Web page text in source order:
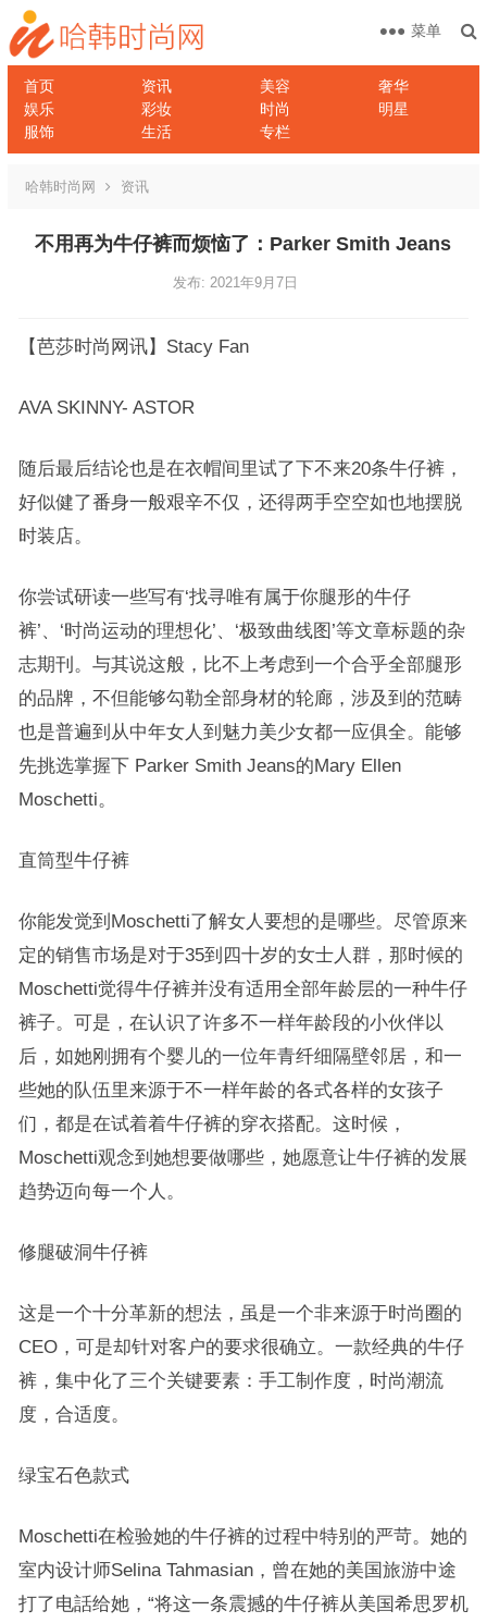
首页 资讯 美容
奢华
娱乐
彩妆 时尚
明星
服饰
生活 专栏
菜单
哈韩时尚网 资讯
不用再为牛仔裤而烦恼了：Parker Smith Jeans
发布: 2021年9月7日
【芭莎时尚网讯】Stacy Fan
AVA SKINNY- ASTOR
随后最后结论也是在衣帽间里试了下不来20条牛仔裤，
好似健了番身一般艰辛不仅，还得两手空空如也地摆脱
时装店。
你尝试研读一些写有‘找寻唯有属于你腿形的牛仔
裤’、‘时尚运动的理想化’、‘极致曲线图’等文章标题的杂
志期刊。与其说这般，比不上考虑到一个合乎全部腿形
的品牌，不但能够勾勒全部身材的轮廊，涉及到的范畴
也是普遍到从中年女人到魅力美少女都一应俱全。能够
先挑选掌握下 Parker Smith Jeans的Mary Ellen
Moschetti。
直筒型牛仔裤
你能发觉到Moschetti了解女人要想的是哪些。尽管原来
定的销售市场是对于35到四十岁的女士人群，那时候的
Moschetti觉得牛仔裤并没有适用全部年龄层的一种牛仔
裤子。可是，在认识了许多不一样年龄段的小伙伴以
后，如她刚拥有个婴儿的一位年青纤细隔壁邻居，和一
些她的队伍里来源于不一样年龄的各式各样的女孩子
们，都是在试着着牛仔裤的穿衣搭配。这时候，
Moschetti观念到她想要做哪些，她愿意让牛仔裤的发展
趋势迈向每一个人。
修腿破洞牛仔裤
这是一个十分革新的想法，虽是一个非来源于时尚圈的
CEO，可是却针对客户的要求很确立。一款经典的牛仔
裤，集中化了三个关键要素：手工制作度，时尚潮流
度，合适度。
绿宝石色款式
Moschetti在检验她的牛仔裤的过程中特别的严苛。她的
室内设计师Selina Tahmasian，曾在她的美国旅游中途
打了电話给她，“将这一条震撼的牛仔裤从美国希思罗机